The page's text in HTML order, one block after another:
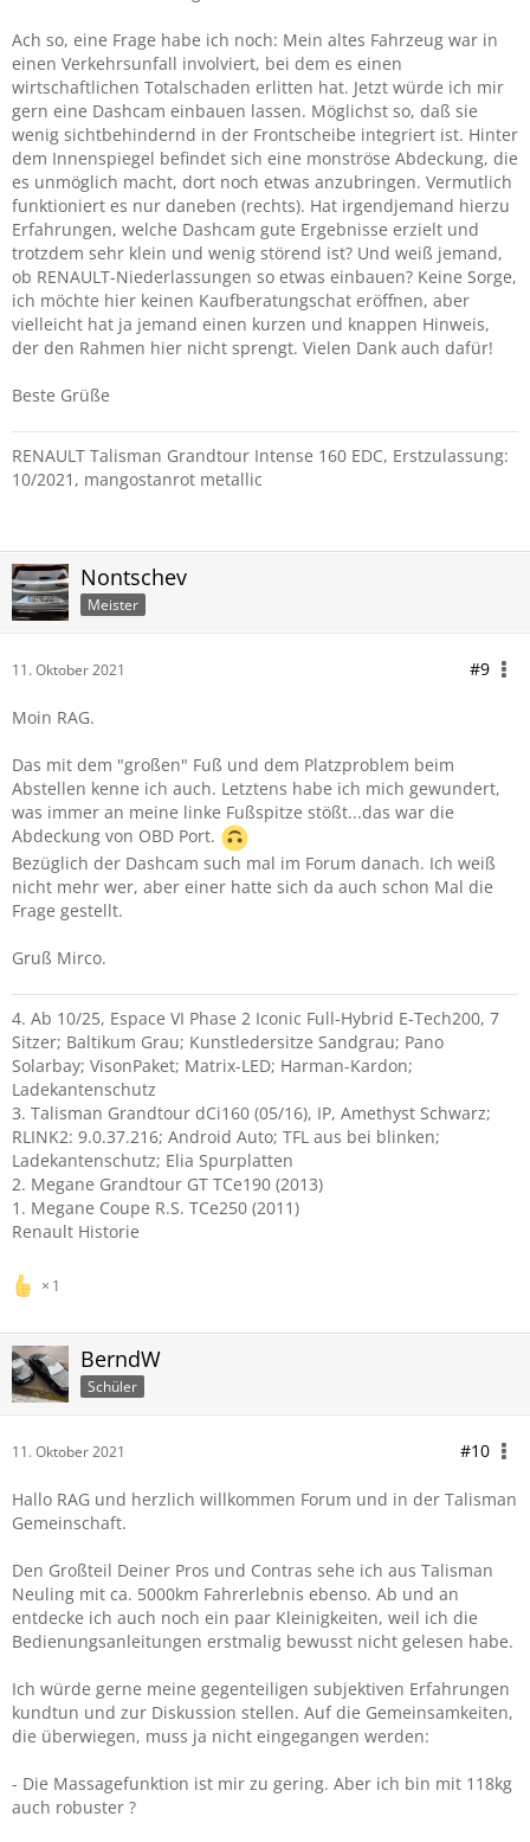
Ach so, eine Frage habe ich noch: Mein altes Fahrzeug war in
einen Verkehrsunfall involviert, bei dem es einen
wirtschaftlichen Totalschaden erlitten hat. Jetzt würde ich mir
gern eine Dashcam einbauen lassen. Möglichst so, daß sie
wenig sichtbehindernd in der Frontscheibe integriert ist. Hinter
dem Innenspiegel befindet sich eine monströse Abdeckung, die
es unmöglich macht, dort noch etwas anzubringen. Vermutlich
funktioniert es nur daneben (rechts). Hat irgendjemand hierzu
Erfahrungen, welche Dashcam gute Ergebnisse erzielt und
trotzdem sehr klein und wenig störend ist? Und weiß jemand,
ob RENAULT-Niederlassungen so etwas einbauen? Keine Sorge,
ich möchte hier keinen Kaufberatungschat eröffnen, aber
vielleicht hat ja jemand einen kurzen und knappen Hinweis,
der den Rahmen hier nicht sprengt. Vielen Dank auch dafür!
Beste Grüße
RENAULT Talisman Grandtour Intense 160 EDC, Erstzulassung:
10/2021, mangostanrot metallic
Nontschev
Meister
11. Oktober 2021 #9
Moin RAG.
Das mit dem "großen" Fuß und dem Platzproblem beim
Abstellen kenne ich auch. Letztens habe ich mich gewundert,
was immer an meine linke Fußspitze stößt...das war die
Abdeckung von OBD Port.
Bezüglich der Dashcam such mal im Forum danach. Ich weiß
nicht mehr wer, aber einer hatte sich da auch schon Mal die
Frage gestellt.
Gruß Mirco.
4. Ab 10/25, Espace VI Phase 2 Iconic Full-Hybrid E-Tech200, 7
Sitzer; Baltikum Grau; Kunstledersitze Sandgrau; Pano
Solarbay; VisonPaket; Matrix-LED; Harman-Kardon;
Ladekantenschutz
3. Talisman Grandtour dCi160 (05/16), IP, Amethyst Schwarz;
RLINK2: 9.0.37.216; Android Auto; TFL aus bei blinken;
Ladekantenschutz; Elia Spurplatten
2. Megane Grandtour GT TCe190 (2013)
1. Megane Coupe R.S. TCe250 (2011)
Renault Historie
1
BerndW
Schüler
11. Oktober 2021 #10
Hallo RAG und herzlich willkommen Forum und in der Talisman
Gemeinschaft.
Den Großteil Deiner Pros und Contras sehe ich aus Talisman
Neuling mit ca. 5000km Fahrerlebnis ebenso. Ab und an
entdecke ich auch noch ein paar Kleinigkeiten, weil ich die
Bedienungsanleitungen erstmalig bewusst nicht gelesen habe.
Ich würde gerne meine gegenteiligen subjektiven Erfahrungen
kundtun und zur Diskussion stellen. Auf die Gemeinsamkeiten,
die überwiegen, muss ja nicht eingegangen werden:
- Die Massagefunktion ist mir zu gering. Aber ich bin mit 118kg
auch robuster ?